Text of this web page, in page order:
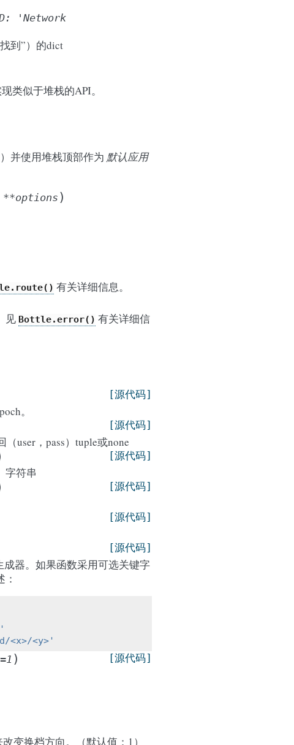
'Network
到”）的dict
类似于堆栈的API。
）并使用堆栈顶部作为 默认应用
**options )
有关详细信息。
见 Bottle.error() 有关详细信
[源代码]
。
[源代码]
user，pass）tuple或none
[源代码]
字符串
[源代码]
[源代码]
[源代码]
成器。如果函数采用可选关键字
<x>/<y>'
=1 ) [源代码]
变换档方向。（默认值：1）